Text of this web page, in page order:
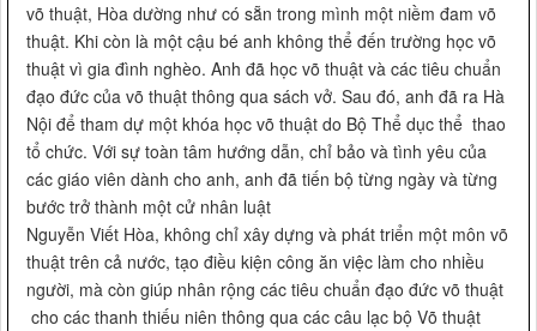
võ thuật, Hòa dường như có sẵn trong mình một niềm đam võ
thuật. Khi còn là một cậu bé anh không thể đến trường học võ
thuật vì gia đình nghèo. Anh đã học võ thuật và các tiêu chuẩn
đạo đức của võ thuật thông qua sách vở. Sau đó, anh đã ra Hà
Nội để tham dự một khóa học võ thuật do Bộ Thể dục thể thao
tổ chức. Với sự toàn tâm hướng dẫn, chỉ bảo và tình yêu của
các giáo viên dành cho anh, anh đã tiến bộ từng ngày và từng
bước trở thành một cử nhân luật
Nguyễn Viết Hòa, không chỉ xây dựng và phát triển một môn võ
thuật trên cả nước, tạo điều kiện công ăn việc làm cho nhiều
người, mà còn giúp nhân rộng các tiêu chuẩn đạo đức võ thuật
cho các thanh thiếu niên thông qua các câu lạc bộ Võ thuật